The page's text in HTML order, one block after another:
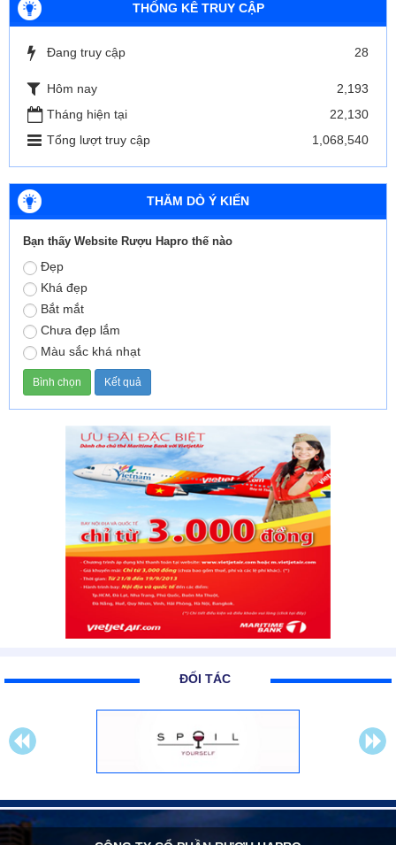
THỐNG KÊ TRUY CẬP
Đang truy cập 28
Hôm nay
2,193
Tháng hiện tại
22,130
Tổng lượt truy cập
1,068,540
THĂM DÒ Ý KIẾN
Bạn thấy Website Rượu Hapro thế nào
Đẹp
Khá đẹp
Bắt mắt
Chưa đẹp lắm
Màu sắc khá nhạt
ĐỐI TÁC